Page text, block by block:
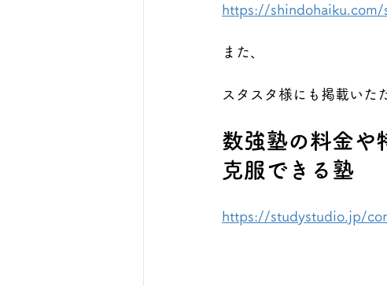
https://shindohaiku.com/
また、
スタスタ様にも掲載いた
数強塾の料金や
克服できる塾
https://studystudio.jp/